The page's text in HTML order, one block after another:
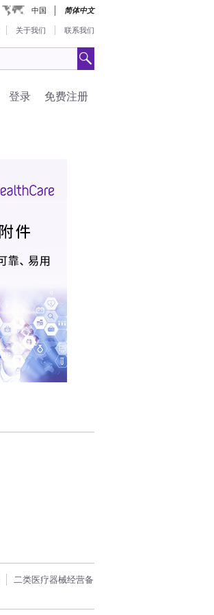
中国 简体中文
关于我们 联系我们
免费注册
登录
二类医疗器械经营备